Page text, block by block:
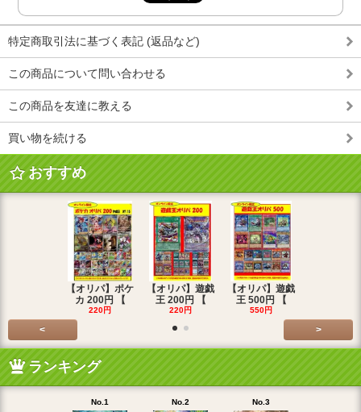
特定商取引法に基づく表記 (返品など)
この商品について問い合わせる
この商品を友達に教える
買い物を続ける
おすすめ
【オリパ】ポケ
カ 200円 【
220円
【オリパ】遊戯
王 200円 【
220円
【オリパ】遊戯
王 500円 【
550円
< >
ランキング
No.1 No.2 No.3